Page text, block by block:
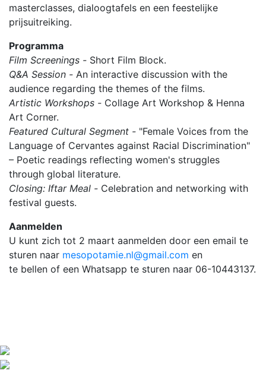
masterclasses, dialoogtafels en een feestelijke
prijsuitreiking.
Programma
Film Screenings - Short Film Block.
Q&A Session - An interactive discussion with the
audience regarding the themes of the films.
Artistic Workshops - Collage Art Workshop & Henna
Art Corner.
Featured Cultural Segment - "Female Voices from the
Language of Cervantes against Racial Discrimination"
– Poetic readings reflecting women's struggles
through global literature.
Closing: Iftar Meal - Celebration and networking with
festival guests.
Aanmelden
U kunt zich tot 2 maart aanmelden door een email te
sturen naar mesopotamie.nl@gmail.com en
te bellen of een Whatsapp te sturen naar 06-10443137.